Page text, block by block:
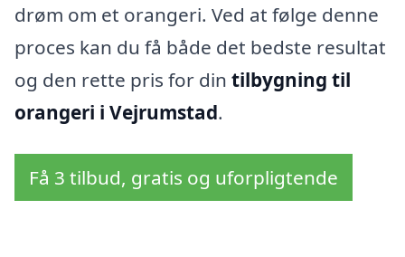
drøm om et orangeri. Ved at følge denne
proces kan du få både det bedste resultat
og den rette pris for din tilbygning til
orangeri i Vejrumstad.
Få 3 tilbud, gratis og uforpligtende